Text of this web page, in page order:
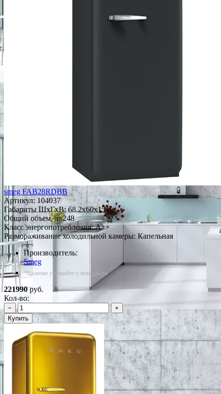
smeg FAB28RDBB
Артикул:104037
Габариты ШxГxВ: 68.2x60x151
Общий объем, л: 248
Класс энергопотребления: A++
Размораживание холодильной камеры: Капельная
Производитель:
Smeg
*Наличие уточняйте у менеджера
221990руб.
Кол-во:
−
+
Купить